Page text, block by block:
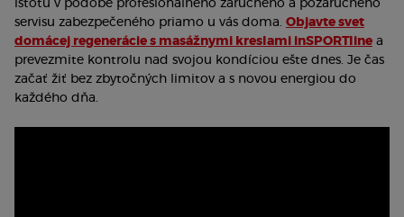
istotu v podobe profesionálneho záručného a pozáručného
servisu zabezpečeného priamo u vás doma. Objavte svet
domácej regenerácie s masážnymi kreslami inSPORTline a
prevezmite kontrolu nad svojou kondíciou ešte dnes. Je čas
začať žiť bez zbytočných limitov a s novou energiou do
každého dňa.